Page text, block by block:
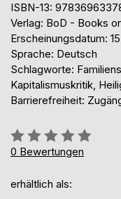
ISBN-13:
Verlag: BoD - Books
Erscheinungsdatum:
Sprache: Deutsch
Schlagworte:
Kapitalismuskritik,
Barrierefreiheit:
Bewertung::
0%
0 Bewertungen
erhältlich als: